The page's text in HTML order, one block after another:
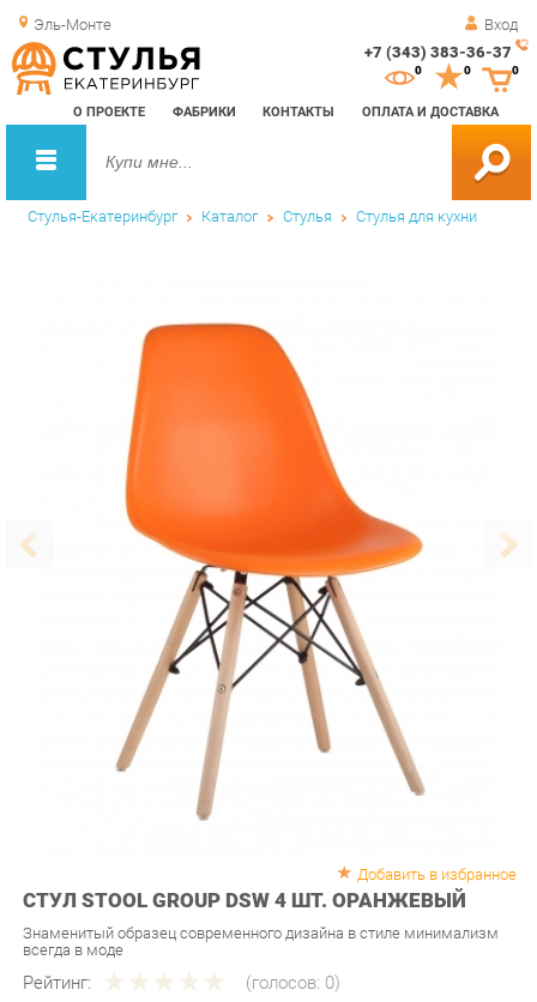
Эль-Монте Вход
+7 (343) 383-36-37
О ПРОЕКТЕ ФАБРИКИ КОНТАКТЫ ОПЛАТА И ДОСТАВКА
0 0
Стулья-Екатеринбург Каталог Стулья Стулья для кухни
СТУЛ STOOL GROUP DSW 4 ШТ. ОРАНЖЕВЫЙ
Знаменитый образец современного дизайна в стиле минимализм
всегда в моде
Рейтинг: (голосов:0)
Артикул: u-0195831